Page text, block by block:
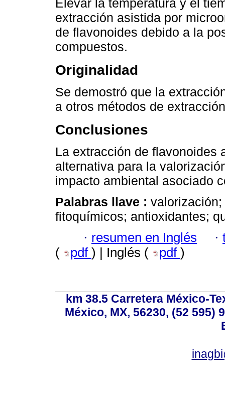
Elevar la temperatura y el
extracción asistida por
de flavonoides debido a la
compuestos.
Originalidad
Se demostró que la
a otros métodos de
Conclusiones
La extracción de flavonoides
alternativa para la
impacto ambiental asociado
Palabras llave :
fitoquímicos; antioxidantes;
· resumen en Inglés ·
(
pdf ) | Inglés ( pdf )
km 38.5 Carretera México-
México, MX, 56230, (52 595)